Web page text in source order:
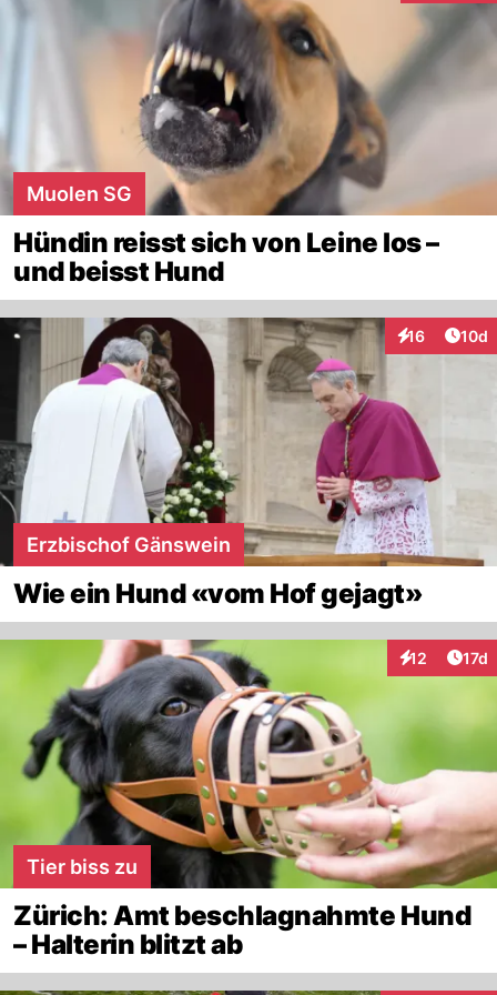
Muolen SG
Hündin reisst sich von Leine los –
und beisst Hund
16
Interaktionen
10d
Erzbischof Gänswein
Wie ein Hund «vom Hof gejagt»
12
Interaktionen
17d
Tier biss zu
Zürich: Amt beschlagnahmte Hund
– Halterin blitzt ab